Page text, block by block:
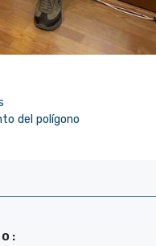
del polígono